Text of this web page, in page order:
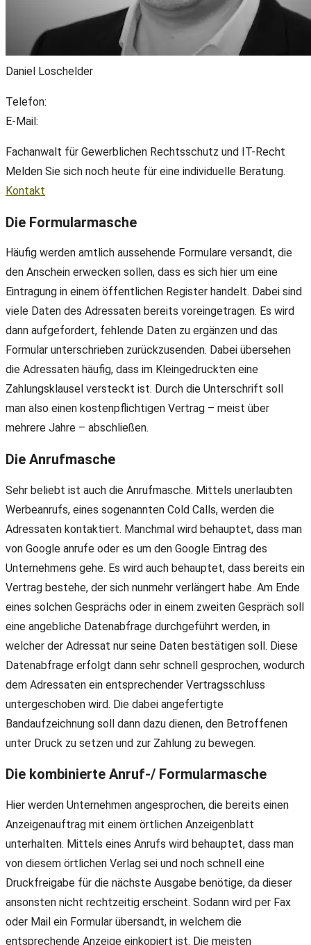
Daniel Loschelder
Telefon:
E-Mail:
Fachanwalt für Gewerblichen Rechtsschutz und IT-Recht
Melden Sie sich noch heute für eine individuelle Beratung.
Kontakt
Die Formularmasche
Häufig werden amtlich aussehende Formulare versandt, die
den Anschein erwecken sollen, dass es sich hier um eine
Eintragung in einem öffentlichen Register handelt. Dabei sind
viele Daten des Adressaten bereits voreingetragen. Es wird
dann aufgefordert, fehlende Daten zu ergänzen und das
Formular unterschrieben zurückzusenden. Dabei übersehen
die Adressaten häufig, dass im Kleingedruckten eine
Zahlungsklausel versteckt ist. Durch die Unterschrift soll
man also einen kostenpflichtigen Vertrag – meist über
mehrere Jahre – abschließen.
Die Anrufmasche
Sehr beliebt ist auch die Anrufmasche. Mittels unerlaubten
Werbeanrufs, eines sogenannten Cold Calls, werden die
Adressaten kontaktiert. Manchmal wird behauptet, dass man
von Google anrufe oder es um den Google Eintrag des
Unternehmens gehe. Es wird auch behauptet, dass bereits ein
Vertrag bestehe, der sich nunmehr verlängert habe. Am Ende
eines solchen Gesprächs oder in einem zweiten Gespräch soll
eine angebliche Datenabfrage durchgeführt werden, in
welcher der Adressat nur seine Daten bestätigen soll. Diese
Datenabfrage erfolgt dann sehr schnell gesprochen, wodurch
dem Adressaten ein entsprechender Vertragsschluss
untergeschoben wird. Die dabei angefertigte
Bandaufzeichnung soll dann dazu dienen, den Betroffenen
unter Druck zu setzen und zur Zahlung zu bewegen.
Die kombinierte Anruf-/ Formularmasche
Hier werden Unternehmen angesprochen, die bereits einen
Anzeigenauftrag mit einem örtlichen Anzeigenblatt
unterhalten. Mittels eines Anrufs wird behauptet, dass man
von diesem örtlichen Verlag sei und noch schnell eine
Druckfreigabe für die nächste Ausgabe benötige, da dieser
ansonsten nicht rechtzeitig erscheint. Sodann wird per Fax
oder Mail ein Formular übersandt, in welchem die
entsprechende Anzeige einkopiert ist. Die meisten